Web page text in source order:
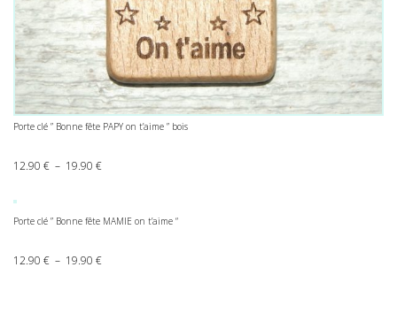
Porte clé ” Bonne fête PAPY on t’aime ” bois
12.90 € – 19.90 €Plage de prix : 12.90 € à 19.90 €
Porte clé ” Bonne fête MAMIE on t’aime “
12.90 € – 19.90 €Plage de prix : 12.90 € à 19.90 €